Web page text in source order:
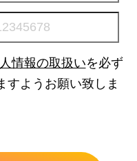
情報の取扱いを必ず
すようお願い致しま